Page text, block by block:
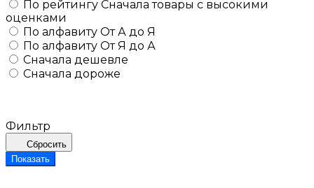
По рейтингу Сначала товары с высокими
оценками
По алфавиту От А до Я
По алфавиту От Я до А
Сначала дешевле
Сначала дороже
Фильтр
Сбросить
Показать